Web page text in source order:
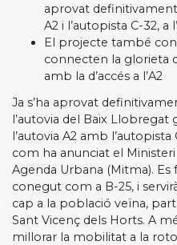
aprovat
A2 i l’autopista C-32, a
El projecte també
connecten la glorieta
amb la d’accés a l’A2
Ja s’ha aprovat
l’autovia del Baix Llobregat
l’autovia A2 amb l’autopista
com ha anunciat el
Agenda Urbana (Mitma). Es
conegut com a B-25, i
cap a la població veïna,
Sant Vicenç dels Horts. A
millorar la mobilitat a la